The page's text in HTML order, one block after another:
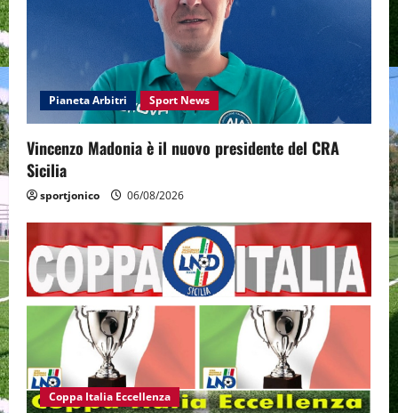
Pianeta Arbitri Sport News
Vincenzo Madonia è il nuovo presidente del CRA
Sicilia
sportjonico 06/08/2026
Coppa Italia Eccellenza